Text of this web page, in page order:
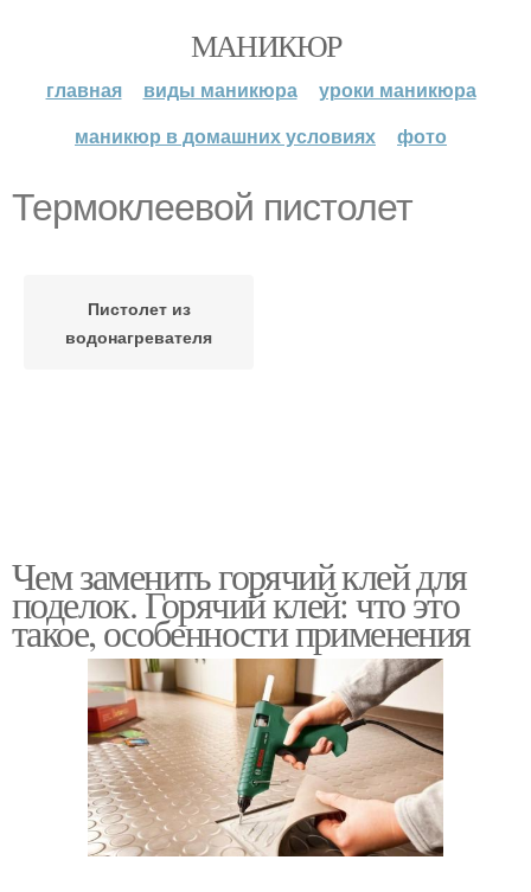
МАНИКЮР
главная виды маникюра
уроки маникюра
маникюр в домашних условиях
фото
Термоклеевой пистолет
Пистолет из
водонагревателя
Чем заменить горячий клей для
поделок. Горячий клей: что это
такое, особенности применения